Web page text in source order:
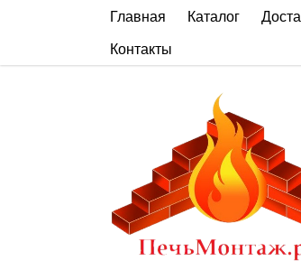
Главная Каталог
Контакты